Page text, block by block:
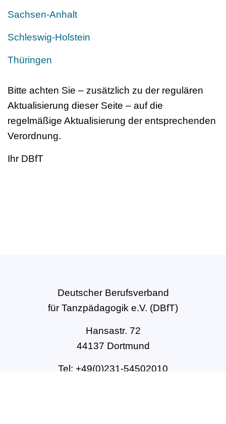
Sachsen-Anhalt
Schleswig-Holstein
Thüringen
Bitte achten Sie – zusätzlich zu der regulären
Aktualisierung dieser Seite – auf die
regelmäßige Aktualisierung der entsprechenden
Verordnung.
Ihr DBfT
Deutscher Berufsverband
für Tanzpädagogik e.V. (DBfT)
Hansastr. 72
44137 Dortmund
Tel: +49(0)231-54502010